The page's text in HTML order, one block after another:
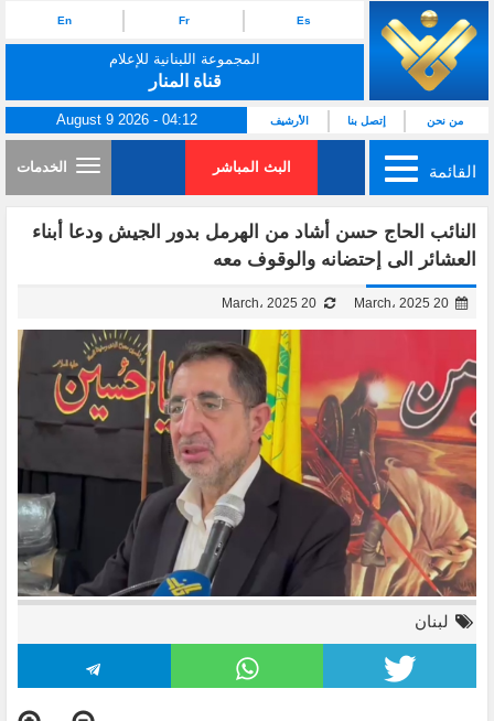
Es
Fr
En
المجموعة اللبنانية للإعلام
قناة المنار
من نحن إتصل بنا الأرشيف August 9 2026 - 04:12
القائمة البث المباشر الخدمات
النائب الحاج حسن أشاد من الهرمل بدور الجيش ودعا أبناء
العشائر الى إحتضانه والوقوف معه
لبنان